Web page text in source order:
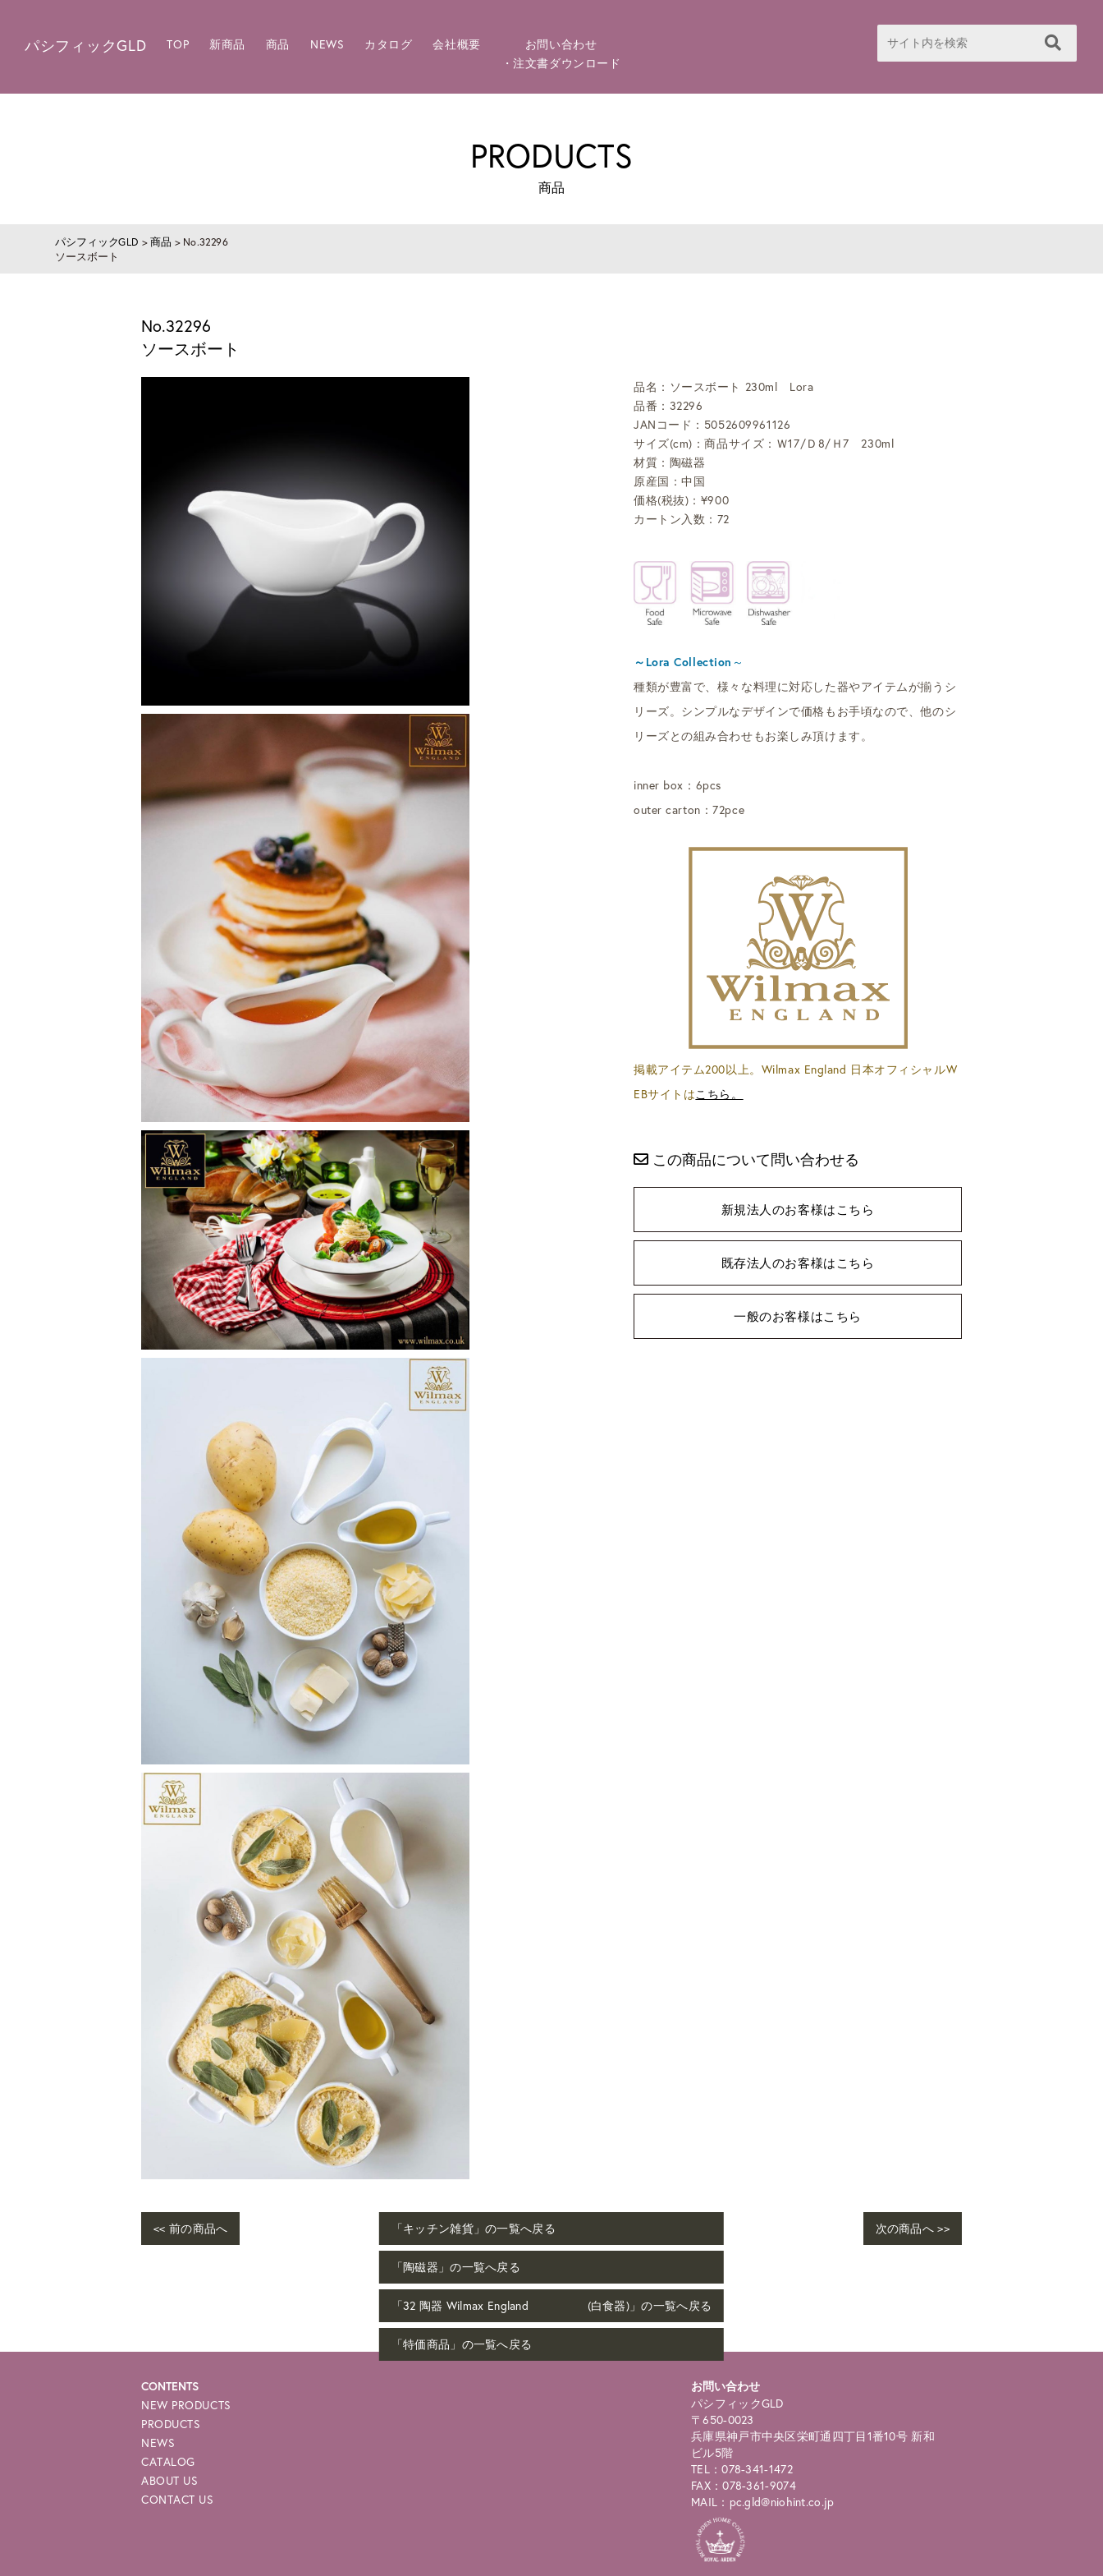
パシフィックGLD TOP 新商品 商品 NEWS カタログ 会社概要
お問い合わせ
・注文書ダウンロード
PRODUCTS
商品
パシフィックGLD >商品 > No.32296
ソースボート
No.32296
ソースボート
品名：ソースボート 230ml Lora
品番：32296
JANコード：5052609961126
サイズ(cm)：商品サイズ：Ｗ17/Ｄ8/Ｈ7 230ml
材質：陶磁器
原産国：中国
価格(税抜)：¥900
カートン入数：72
～Lora Collection ～
種類が豊富で、様々な料理に対応した器やアイテムが揃うシ
リーズ。シンプルなデザインで価格もお手頃なので、他のシ
リーズとの組み合わせもお楽しみ頂けます。
inner box：6pcs
outer carton：72pce
掲載アイテム200以上。Wilmax England 日本オフィシャルW
EBサイトはこちら。
この商品について問い合わせる
新規法人のお客様はこちら
既存法人のお客様はこちら
一般のお客様はこちら
<< 前の商品へ 次の商品へ >>
「キッチン雑貨」の一覧へ戻る
「陶磁器」の一覧へ戻る
「32 陶器 Wilmax England (白食器)」の一覧へ戻る
「特価商品」の一覧へ戻る
CONTENTS
NEW PRODUCTS
PRODUCTS
NEWS
CATALOG
ABOUT US
CONTACT US
お問い合わせ
パシフィックGLD
〒650-0023
兵庫県神戸市中央区栄町通四丁目1番10号 新和
ビル5階
TEL：078-341-1472
FAX：078-361-9074
MAIL：pc.gld@niohint.co.jp